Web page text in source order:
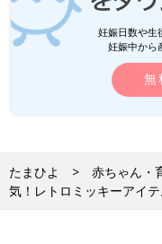
妊娠日数や生
妊娠中から
無
たまひよ 赤ちゃん・
気！レトロミッキーアイ